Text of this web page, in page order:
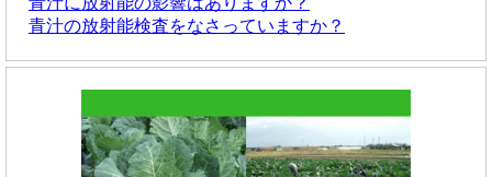
青汁の放射能検査をなさっていますか？